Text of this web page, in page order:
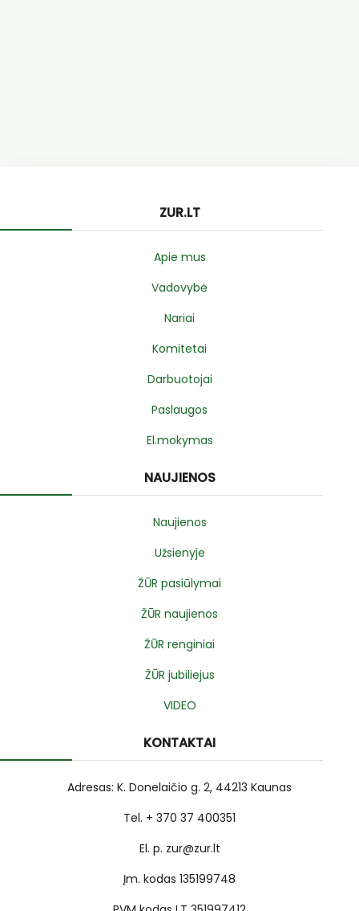
ZUR.LT
Apie mus
Vadovybė
Nariai
Komitetai
Darbuotojai
Paslaugos
El.mokymas
NAUJIENOS
Naujienos
Užsienyje
ŽŪR pasiūlymai
ŽŪR naujienos
ŽŪR renginiai
ŽŪR jubiliejus
VIDEO
KONTAKTAI
Adresas: K. Donelaičio g. 2, 44213 Kaunas
Tel. + 370 37 400351
El. p. zur@zur.lt
Įm. kodas 135199748